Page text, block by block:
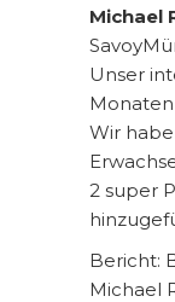
Michael
Unser
Wir
2 super
Bericht:
Michael